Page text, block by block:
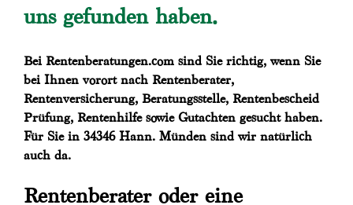
uns gefunden haben.
Bei Rentenberatungen.com sind Sie richtig, wenn Sie
bei Ihnen vorort nach Rentenberater,
Rentenversicherung, Beratungsstelle, Rentenbescheid
Prüfung, Rentenhilfe sowie Gutachten gesucht haben.
Für Sie in 34346 Hann. Münden sind wir natürlich
auch da.
Rentenberater oder eine